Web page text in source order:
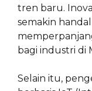
tren baru.
semakin
bagi industri di
Selain itu,